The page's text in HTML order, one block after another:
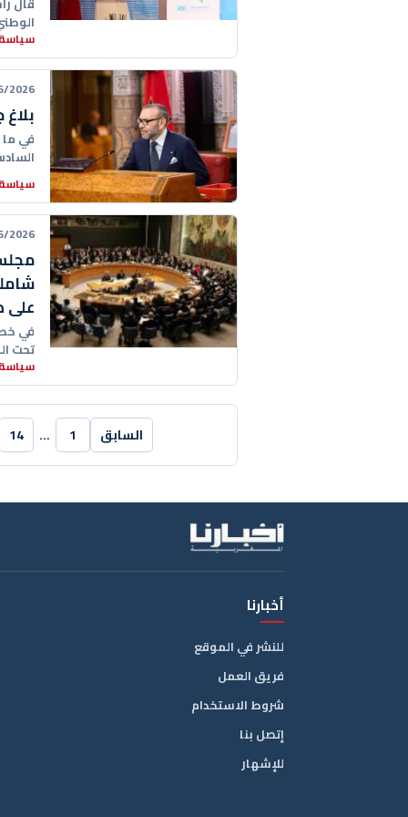
سياسة
21:11:00
في ما
سياسة
16:47:00
على
في
تحت
الدولي
سياسة
السابق 1
…
14
أخبارنا
للنشر في الموقع
فريق العمل
شروط الاستخدام
إتصل بنا
للإشهار